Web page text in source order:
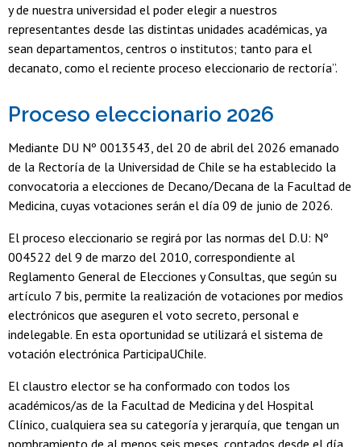
y de nuestra universidad el poder elegir a nuestros
representantes desde las distintas unidades académicas, ya
sean departamentos, centros o institutos; tanto para el
decanato, como el reciente proceso eleccionario de rectoría”.
Proceso eleccionario 2026
Mediante DU Nº 0013543, del 20 de abril del 2026 emanado
de la Rectoría de la Universidad de Chile se ha establecido la
convocatoria a elecciones de Decano/Decana de la Facultad de
Medicina, cuyas votaciones serán el día 09 de junio de 2026.
El proceso eleccionario se regirá por las normas del D.U: Nº
004522 del 9 de marzo del 2010, correspondiente al
Reglamento General de Elecciones y Consultas, que según su
artículo 7 bis, permite la realización de votaciones por medios
electrónicos que aseguren el voto secreto, personal e
indelegable. En esta oportunidad se utilizará el sistema de
votación electrónica ParticipaUChile.
El claustro elector se ha conformado con todos los
académicos/as de la Facultad de Medicina y del Hospital
Clínico, cualquiera sea su categoría y jerarquía, que tengan un